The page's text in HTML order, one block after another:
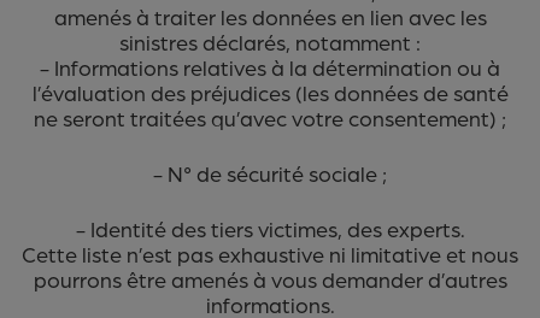
amenés à traiter les données en lien avec les
sinistres déclarés, notamment :
- Informations relatives à la détermination ou à
l’évaluation des préjudices (les données de santé
ne seront traitées qu’avec votre consentement) ;
- N° de sécurité sociale ;
- Identité des tiers victimes, des experts.
Cette liste n’est pas exhaustive ni limitative et nous
pourrons être amenés à vous demander d’autres
informations.